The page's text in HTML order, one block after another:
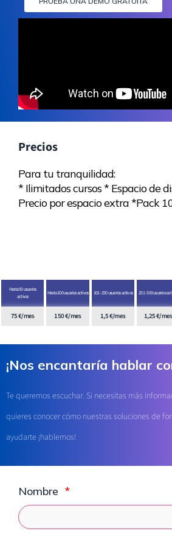
Precios
Para tu tranquilidad:
* Ilimitados cursos * Espacio de
Precio por espacio extra *Pack
Hasta 50 usuarios
activos
Hasta 100 usuarios activos 101 - 250 usuarios activos 251 - 500 usuarios
75 €/mes 150 €/mes​ 1,5 €/mes 1,25 €/mes
¡Nos encantaría hablar
Te queremos escuchar. Si necesitas más
quieres conocer cómo nuestras soluciones de
ayudarte ¡hablemos!
Nombre